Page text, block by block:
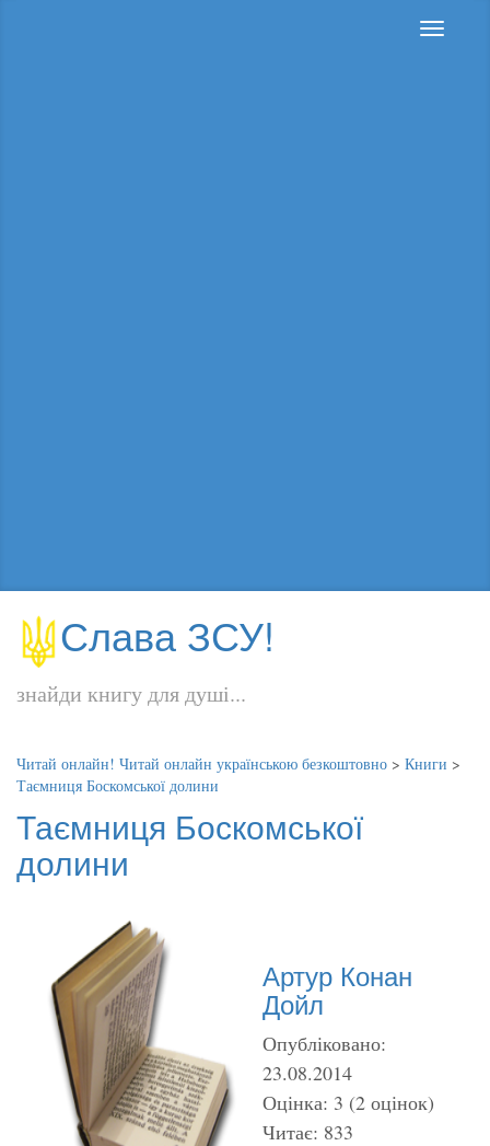
Слава ЗСУ!
знайди книгу для душі...
Читай онлайн! Читай онлайн українською безкоштовно > Книги >
Таємниця Боскомської долини
Таємниця Боскомської
долини
Артур Конан
Дойл
Опубліковано:
23.08.2014
Оцінка: 3 (2 оцінок)
Читає: 833